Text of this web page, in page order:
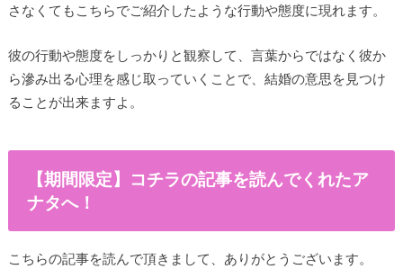
さなくてもこちらでご紹介したような行動や態度に現れます。
彼の行動や態度をしっかりと観察して、言葉からではなく彼か
ら滲み出る心理を感じ取っていくことで、結婚の意思を見つけ
ることが出来ますよ。
【期間限定】コチラの記事を読んでくれたア
ナタへ！
こちらの記事を読んで頂きまして、ありがとうございます。